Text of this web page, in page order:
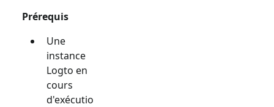
Prérequis
Une
instance
Logto en
cours
d'exécutio